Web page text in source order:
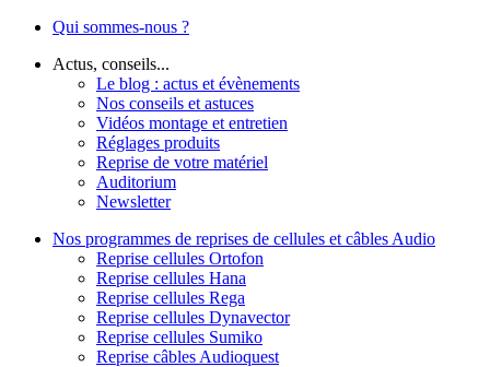
Qui sommes-nous ?
Actus, conseils...
Le blog : actus et évènements
Nos conseils et astuces
Vidéos montage et entretien
Réglages produits
Reprise de votre matériel
Auditorium
Newsletter
Nos programmes de reprises de cellules et câbles Audio
Reprise cellules Ortofon
Reprise cellules Hana
Reprise cellules Rega
Reprise cellules Dynavector
Reprise cellules Sumiko
Reprise câbles Audioquest